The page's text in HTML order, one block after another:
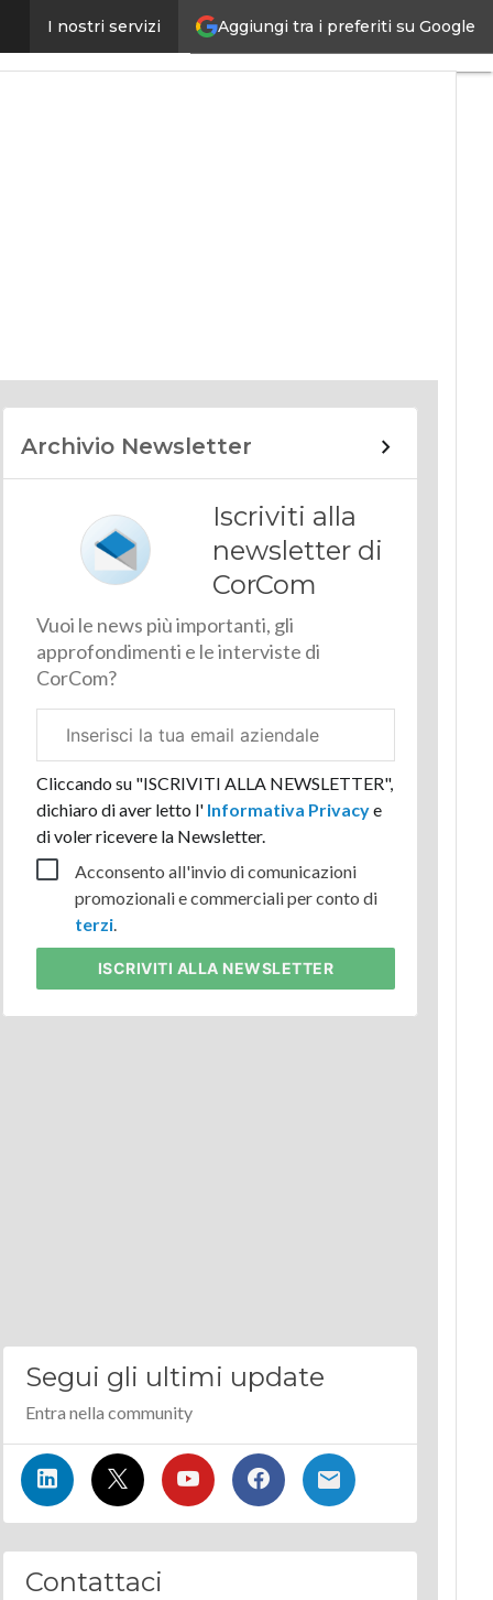
Aggiungi tra i preferiti su Google
I nostri servizi
Archivio Newsletter
Iscriviti alla
newsletter di
CorCom
Vuoi le news più importanti, gli
approfondimenti e le interviste di
CorCom?
aziendale
Cliccando su "ISCRIVITI ALLA NEWSLETTER",
dichiaro di aver letto l'Informativa Privacye
di voler ricevere la Newsletter.
Acconsento all'invio di comunicazioni
promozionali e commerciali per conto di
terzi.
ISCRIVITI ALLA NEWSLETTER
Segui gli ultimi update
Entra nella community
Contattaci